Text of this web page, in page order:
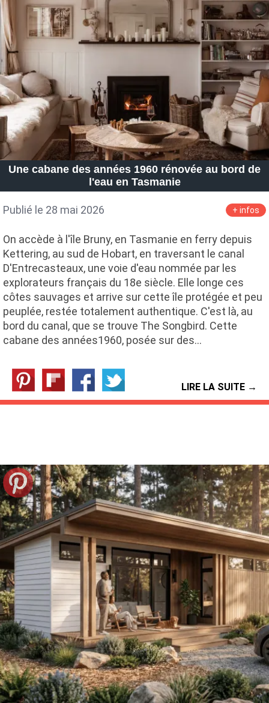
Une cabane des années 1960 rénovée au bord de
l'eau en Tasmanie
Publié le 28 mai 2026 + infos
On accède à l'île Bruny, en Tasmanie en ferry depuis
Kettering, au sud de Hobart, en traversant le canal
D'Entrecasteaux, une voie d'eau nommée par les
explorateurs français du 18e siècle. Elle longe ces
côtes sauvages et arrive sur cette île protégée et peu
peuplée, restée totalement authentique. C'est là, au
bord du canal, que se trouve The Songbird. Cette
cabane des années1960, posée sur des…
LIRE LA SUITE →